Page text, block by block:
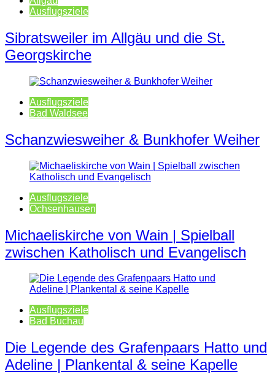
Ausflugsziele
Sibratsweiler im Allgäu und die St.
Georgskirche
Ausflugsziele
Bad Waldsee
Schanzwiesweiher & Bunkhofer Weiher
Ausflugsziele
Ochsenhausen
Michaeliskirche von Wain | Spielball
zwischen Katholisch und Evangelisch
Ausflugsziele
Bad Buchau
Die Legende des Grafenpaars Hatto und
Adeline | Plankental & seine Kapelle